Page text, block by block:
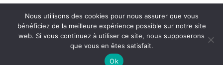
© Copyright –Communicaweb 2026
Gestion des données personnelles
Nous utilisons des cookies pour nous assurer que vous
bénéficiez de la meilleure expérience possible sur notre site
web. Si vous continuez à utiliser ce site, nous supposerons
que vous en êtes satisfait.
Ok